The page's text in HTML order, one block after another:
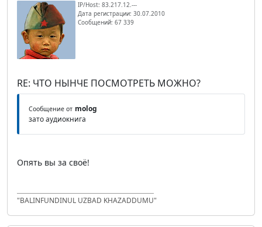
IP/Host: 83.217.12.---
Дата регистрации: 30.07.2010
Сообщений: 67 339
RE: ЧТО НЫНЧЕ ПОСМОТРЕТЬ МОЖНО?
Сообщение от molog
зато аудиокнига
Опять вы за своё!
"BALINFUNDINUL UZBAD KHAZADDUMU"